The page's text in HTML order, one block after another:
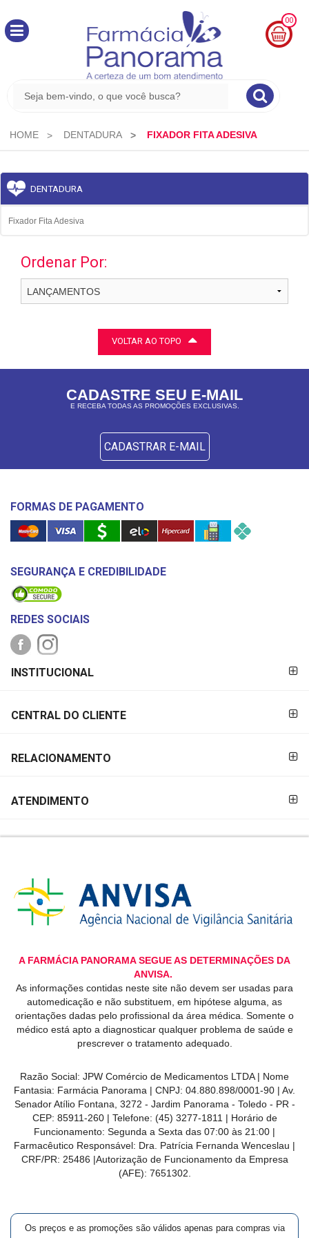
00
0,00
HOME DENTADURA FIXADOR FITA ADESIVA
DENTADURA
Fixador Fita Adesiva
Ordenar Por:
VOLTAR AO TOPO
CADASTRE SEU E-MAIL
E RECEBA TODAS AS PROMOÇÕES EXCLUSIVAS.
CADASTRAR E-MAIL
FORMAS DE PAGAMENTO
SEGURANÇA E CREDIBILIDADE
REDES SOCIAIS
PAGAMENTO
INSTITUCIONAL
CENTRAL DO CLIENTE
RELACIONAMENTO
ATENDIMENTO
A FARMÁCIA PANORAMA SEGUE AS DETERMINAÇÕES DA
ANVISA.
As informações contidas neste site não devem ser usadas para
automedicação e não substituem, em hipótese alguma, as
orientações dadas pelo profissional da área médica. Somente o
médico está apto a diagnosticar qualquer problema de saúde e
prescrever o tratamento adequado.
Razão Social: JPW Comércio de Medicamentos LTDA | Nome
Fantasia: Farmácia Panorama | CNPJ: 04.880.898/0001-90 | Av.
Senador Atílio Fontana, 3272 - Jardim Panorama - Toledo - PR -
CEP: 85911-260 | Telefone: (45) 3277-1811 | Horário de
Funcionamento: Segunda a Sexta das 07:00 às 21:00 |
Farmacêutico Responsável: Dra. Patrícia Fernanda Wenceslau |
CRF/PR: 25486 |Autorização de Funcionamento da Empresa
(AFE): 7651302.
Os preços e as promoções são válidos apenas para compras via